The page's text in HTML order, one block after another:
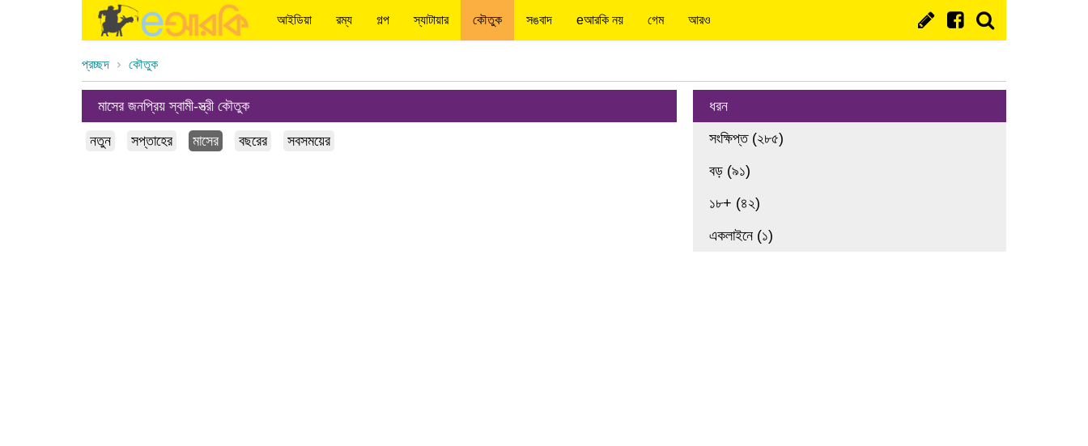
আইডিয়া রম্য গল্প স্যাটায়ার কৌতুক সঙবাদ eআরকি নয় গেম আরও
প্রচ্ছদ কৌতুক
মাসের জনপ্রিয় স্বামী-স্ত্রী কৌতুক
নতুন সপ্তাহের মাসের বছরের সবসময়ের
ধরন
সংক্ষিপ্ত (২৮৫)
বড় (৯১)
১৮+ (৪২)
একলাইনে (১)